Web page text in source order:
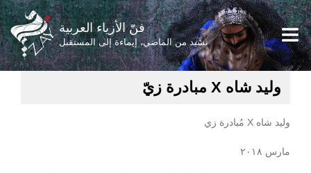
فنّ الأزياء العربية
نشيد من الماضي، إيماءة إلى المستقبل
وليد شاه X مبادرة زيّ
وليد شاه X مُبادرة زي
مارس ٢٠١٨